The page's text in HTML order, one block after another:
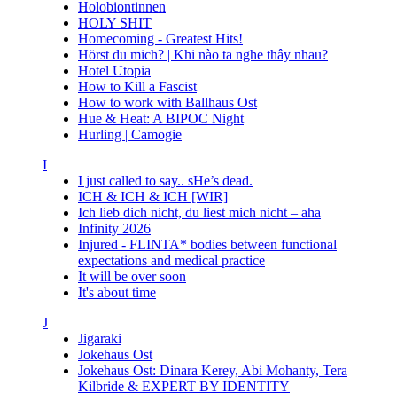
Holobiontinnen
HOLY SHIT
Homecoming - Greatest Hits!
Hörst du mich? | Khi nào ta nghe thây nhau?
Hotel Utopia
How to Kill a Fascist
How to work with Ballhaus Ost
Hue & Heat: A BIPOC Night
Hurling | Camogie
I
I just called to say.. sHe’s dead.
ICH & ICH & ICH [WIR]
Ich lieb dich nicht, du liest mich nicht – aha
Infinity 2026
Injured - FLINTA* bodies between functional
expectations and medical practice
It will be over soon
It's about time
J
Jigaraki
Jokehaus Ost
Jokehaus Ost: Dinara Kerey, Abi Mohanty, Tera
Kilbride & EXPERT BY IDENTITY